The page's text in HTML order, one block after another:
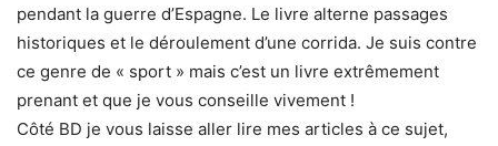
pendant la guerre d’Espagne. Le livre alterne passages
historiques et le déroulement d’une corrida. Je suis contre
ce genre de « sport » mais c’est un livre extrêmement
prenant et que je vous conseille vivement !
Côté BD je vous laisse aller lire mes articles à ce sujet,